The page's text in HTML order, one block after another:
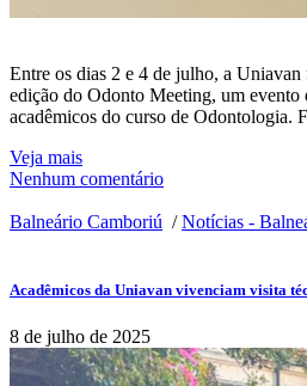
Entre os dias 2 e 4 de julho, a
edição do Odonto Meeting, um evento
acadêmicos do curso de Odontologia.
Veja mais
Nenhum comentário
Balneário Camboriú /Notícias -
Acadêmicos da Uniavan vivenciam visita
8 de julho de 2025